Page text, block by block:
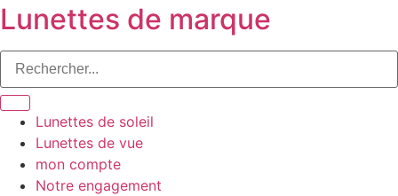
Lunettes de marque
Lunettes de soleil
Lunettes de vue
mon compte
Notre engagement